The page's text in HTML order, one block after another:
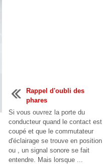
Rappel d'oubli des
phares
Si vous ouvrez la porte du
conducteur quand le contact est
coupé et que le commutateur
d'éclairage se trouve en position
ou , un signal sonore se fait
entendre. Mais lorsque ...